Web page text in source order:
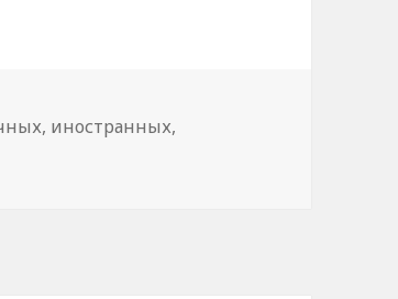
, иностранных,